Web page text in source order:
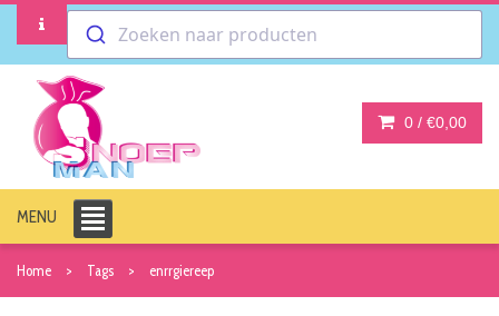
Zoeken naar producten
0 / €0,00
MENU
Home Tags enrrgiereep